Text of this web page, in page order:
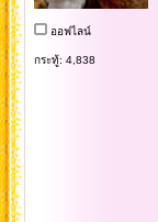
ออฟไลน์
กระทู้: 4,838